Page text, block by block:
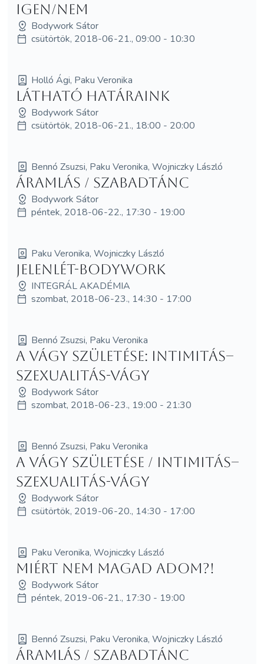
igen/nem
Bodywork Sátor
csütörtök, 2018-06-21., 09:00 - 10:30
Holló Ági, Paku Veronika
Látható határaink
Bodywork Sátor
csütörtök, 2018-06-21., 18:00 - 20:00
Bennó Zsuzsi, Paku Veronika, Wojniczky László
Áramlás / Szabadtánc
Bodywork Sátor
péntek, 2018-06-22., 17:30 - 19:00
Paku Veronika, Wojniczky László
JelenLét-bodywork
INTEGRÁL AKADÉMIA
szombat, 2018-06-23., 14:30 - 17:00
Bennó Zsuzsi, Paku Veronika
A vágy születése: Intimitás–
szexualitás-vágy
Bodywork Sátor
szombat, 2018-06-23., 19:00 - 21:30
Bennó Zsuzsi, Paku Veronika
A vágy születése / Intimitás–
szexualitás-vágy
Bodywork Sátor
csütörtök, 2019-06-20., 14:30 - 17:00
Paku Veronika, Wojniczky László
Miért nem magad adom?!
Bodywork Sátor
péntek, 2019-06-21., 17:30 - 19:00
Bennó Zsuzsi, Paku Veronika, Wojniczky László
Áramlás / Szabadtánc